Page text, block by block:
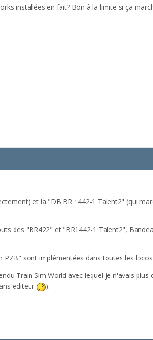
installées en fait? Bon à la limite si ça
et la "DB BR 1442-1 Talent2" (qui
des "BR422" et "BR1442-1 Talent2",
PZB" sont implémentées dans toutes les locos.
Train Sim World avec lequel je n'avais
éditeur
).